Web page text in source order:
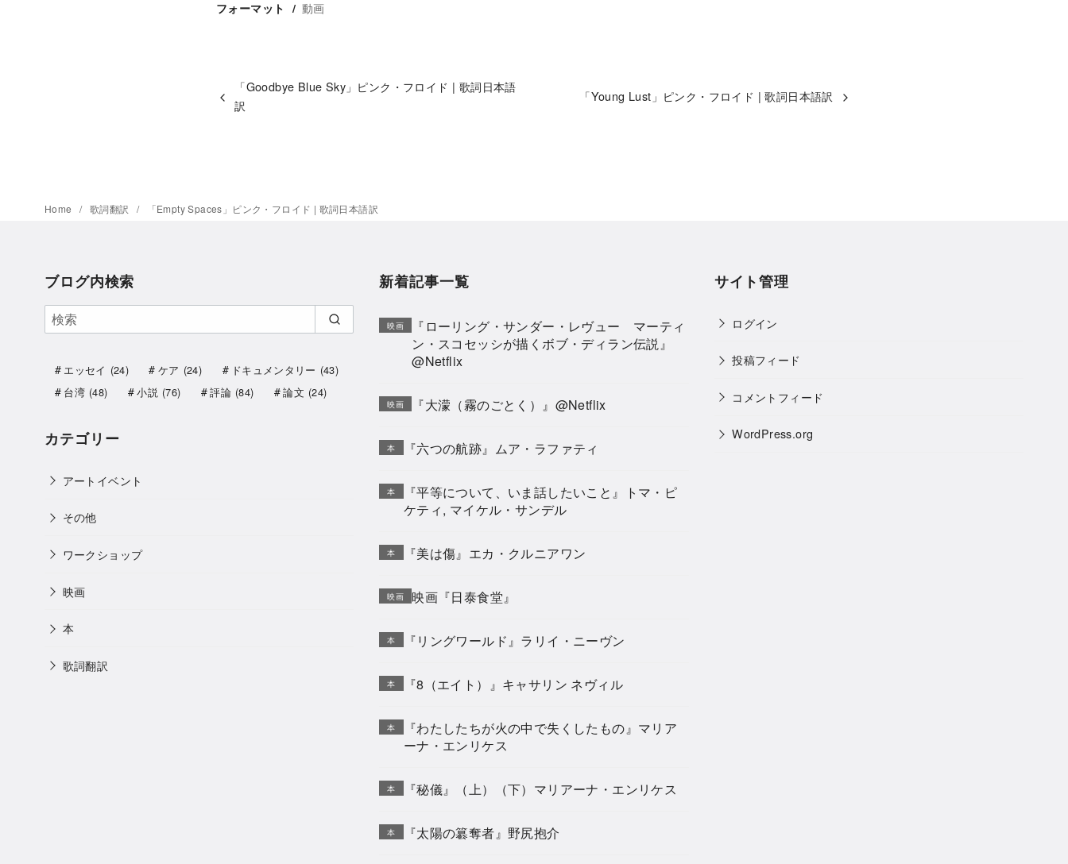
フォーマット 動画
「Goodbye Blue Sky」ピンク・フロイド | 歌詞日本語
訳
「Young Lust」ピンク・フロイド | 歌詞日本語訳
Home 歌詞翻訳 「Empty Spaces」ピンク・フロイド | 歌詞日本語訳
ブログ内検索
エッセイ (24) ケア (24) ドキュメンタリー (43)
台湾 (48) 小説 (76) 評論 (84) 論文 (24)
カテゴリー
アートイベント
その他
ワークショップ
映画
本
歌詞翻訳
新着記事一覧
映画
『ローリング・サンダー・レヴュー マーティ
ン・スコセッシが描くボブ・ディラン伝説』
@Netflix
映画 『大濛（霧のごとく）』@Netflix
本 『六つの航跡』ムア・ラファティ
本
『平等について、いま話したいこと』トマ・ピ
ケティ, マイケル・サンデル
本 『美は傷』エカ・クルニアワン
映画 映画『日泰食堂』
本 『リングワールド』ラリイ・ニーヴン
本 『8（エイト）』キャサリン ネヴィル
本
『わたしたちが火の中で失くしたもの』マリア
ーナ・エンリケス
本 『秘儀』（上）（下）マリアーナ・エンリケス
本 『太陽の簒奪者』野尻抱介
サイト管理
ログイン
投稿フィード
コメントフィード
WordPress.org